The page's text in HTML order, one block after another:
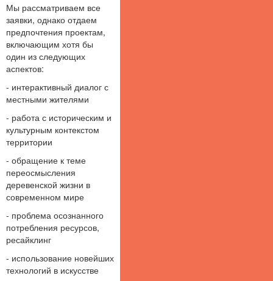
Мы рассматриваем все
заявки, однако отдаем
предпочтения проектам,
включающим хотя бы
один из следующих
аспектов:
- интерактивный диалог с
местными жителями
- работа с историческим и
культурным контекстом
территории
- обращение к теме
переосмысления
деревенской жизни в
современном мире
- проблема осознанного
потребления ресурсов,
ресайклинг
- использование новейших
технологий в искусстве